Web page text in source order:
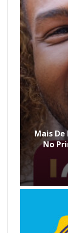
Mais
No